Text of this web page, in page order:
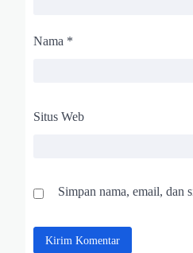
Nama *
Situs Web
Simpan nama, email, dan